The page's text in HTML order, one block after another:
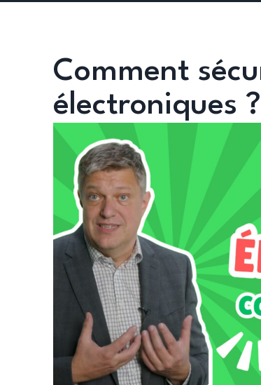
Comment
électroniques ?